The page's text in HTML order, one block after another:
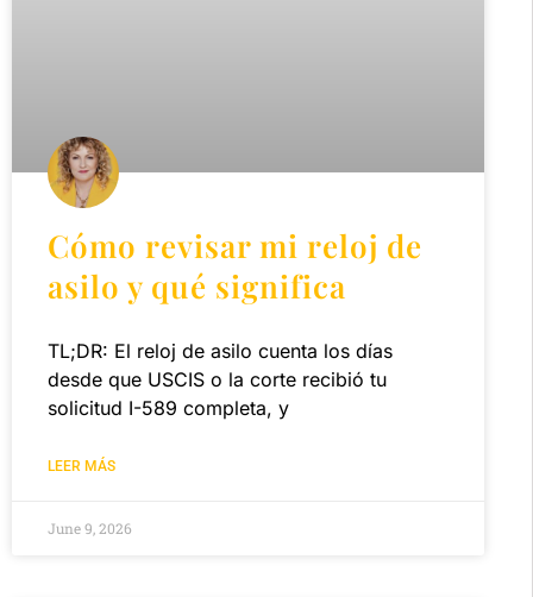
Cómo revisar mi reloj de
asilo y qué significa
TL;DR: El reloj de asilo cuenta los días
desde que USCIS o la corte recibió tu
solicitud I-589 completa, y
LEER MÁS
June 9, 2026